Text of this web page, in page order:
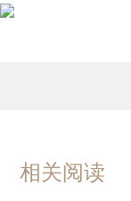
相关阅读